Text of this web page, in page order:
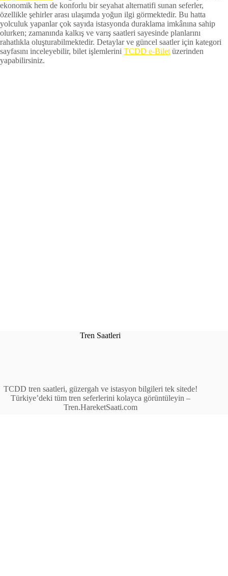
ekonomik hem de konforlu bir seyahat alternatifi sunan seferler,
özellikle şehirler arası ulaşımda yoğun ilgi görmektedir. Bu hatta
yolculuk yapanlar çok sayıda istasyonda duraklama imkânına sahip
olurken; zamanında kalkış ve varış saatleri sayesinde planlarını
rahatlıkla oluşturabilmektedir. Detaylar ve güncel saatler için kategori
sayfasını inceleyebilir, bilet işlemlerini TCDD e-Bilet üzerinden
yapabilirsiniz.
Tren Saatleri
TCDD tren saatleri, güzergah ve istasyon bilgileri tek sitede!
Türkiye’deki tüm tren seferlerini kolayca görüntüleyin –
Tren.HareketSaati.com